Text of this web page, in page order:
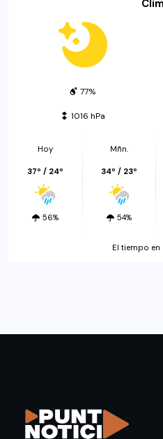
77%
1016 hPa
Hoy
37º / 24º
56%
Mñn.
34º / 23º
54%
El tiempo en